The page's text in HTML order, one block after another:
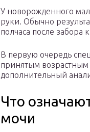
У новорожденного
руки. Обычно
полчаса после забора
В первую очередь
принятым возрастным
дополнительный
Что
мочи